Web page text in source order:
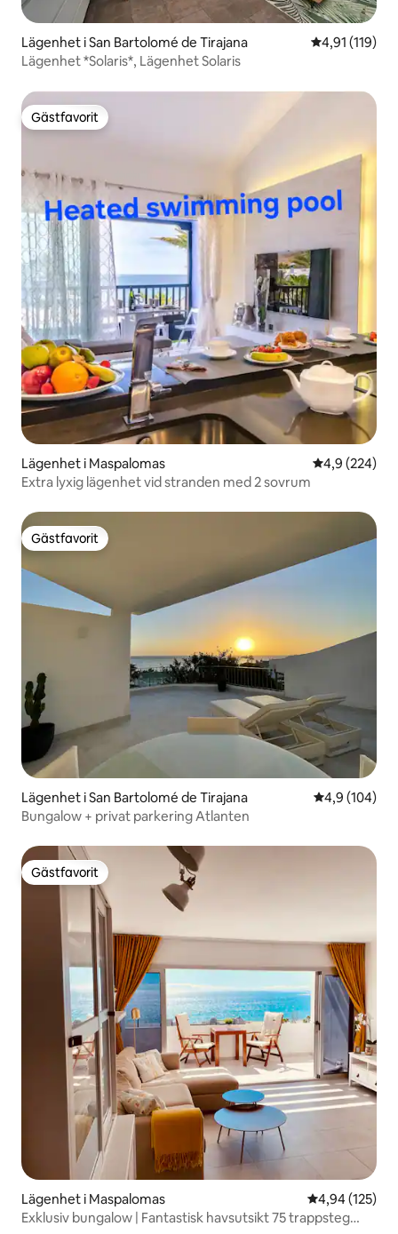
Lägenhet i San Bartolomé de Tirajana 4,91 av 5 i
4,91 (119)
Lägenhet *Solaris*, Lägenhet Solaris
Gästfavorit
Gästfavorit
Lägenhet i Maspalomas 4,9 av 5 i
4,9 (224)
Extra lyxig lägenhet vid stranden med 2 sovrum
Gästfavorit
Gästfavorit
Lägenhet i San Bartolomé de Tirajana 4,9 av 5 i
4,9 (104)
Bungalow + privat parkering Atlanten
Gästfavorit
Gästfavorit
Lägenhet i Maspalomas 4,94 av 5 i
4,94 (125)
Exklusiv bungalow | Fantastisk havsutsikt 75 trappsteg